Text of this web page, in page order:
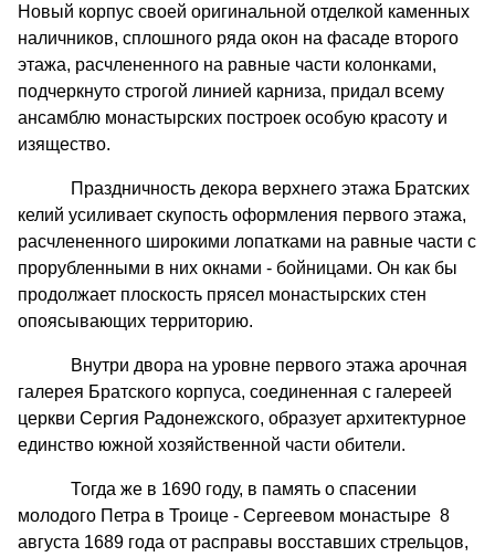
Новый корпус своей оригинальной отделкой каменных
наличников, сплошного ряда окон на фасаде второго
этажа, расчлененного на равные части колонками,
подчеркнуто строгой линией карниза, придал всему
ансамблю монастырских построек особую красоту и
изящество.
Праздничность декора верхнего этажа Братских
келий усиливает скупость оформления первого этажа,
расчлененного широкими лопатками на равные части с
прорубленными в них окнами - бойницами. Он как бы
продолжает плоскость прясел монастырских стен
опоясывающих территорию.
Внутри двора на уровне первого этажа арочная
галерея Братского корпуса, соединенная с галереей
церкви Сергия Радонежского, образует архитектурное
единство южной хозяйственной части обители.
Тогда же в 1690 году, в память о спасении
молодого Петра в Троице - Сергеевом монастыре 8
августа 1689 года от расправы восставших стрельцов,